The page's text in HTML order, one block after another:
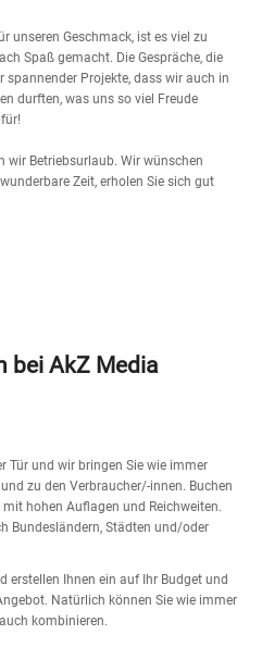
unseren Geschmack, ist es viel zu
Spaß gemacht. Die Gespräche, die
spannender Projekte, dass wir auch in
durften, was uns so viel Freude
wir Betriebsurlaub. Wir wünschen
Zeit, erholen Sie sich gut
bei AkZ Media
Tür und wir bringen Sie wie immer
zu den Verbraucher/-innen. Buchen
hohen Auflagen und Reichweiten.
Bundesländern, Städten und/oder
erstellen Ihnen ein auf Ihr Budget und
Natürlich können Sie wie immer
kombinieren.